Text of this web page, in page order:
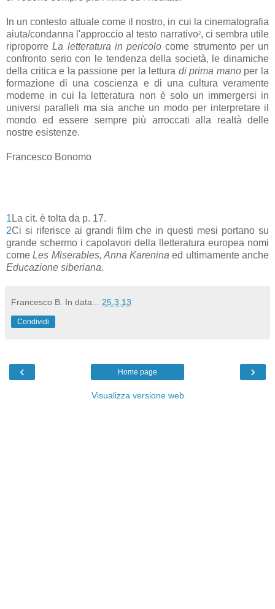
In un contesto attuale come il nostro, in cui la cinematografia
aiuta/condanna l'approccio al testo narrativo2, ci sembra utile
riproporreLa letteratura in pericolo come strumento per un
confronto serio con le tendenza della società, le dinamiche
della critica e la passione per la lettura di prima manoper la
formazione di una coscienza e di una cultura veramente
moderne in cui la letteratura non è solo un immergersi in
universi paralleli ma sia anche un modo per interpretare il
mondo ed essere sempre più arroccati alla realtà delle
nostre esistenze.
Francesco Bonomo
1 La cit. è tolta da p. 17.
2Ci si riferisce ai grandi film che in questi mesi portano su
grande schermo i capolavori della lletteratura europea nomi
comeLes Miserables, Anna Kareninaed ultimamente anche
Educazione siberiana.
Francesco B. In data... 25.3.13
Condividi
‹ ›
Home page
Visualizza versione web